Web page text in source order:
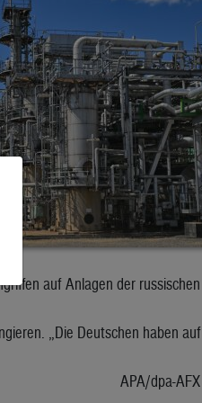
auf Anlagen der russischen
„Die Deutschen haben auf
APA/dpa-AFX